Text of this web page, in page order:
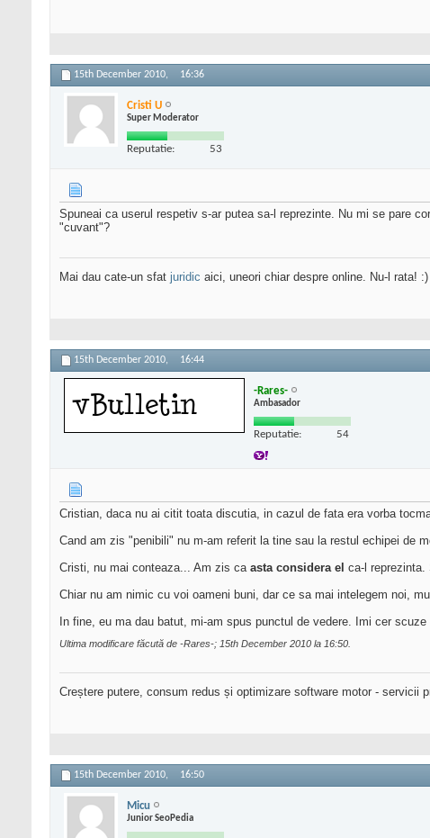
15th December 2010, 16:36
Cristi U
Super Moderator
Reputatie: 53
Spuneai ca userul respetiv s-ar putea sa-l reprezinte. Nu mi se pare
"cuvant"?
Mai dau cate-un sfat juridic aici, uneori chiar despre online. Nu-l rata!
15th December 2010, 16:44
-Rares-
Ambasador
Reputatie: 54
Cristian, daca nu ai citit toata discutia, in cazul de fata era vorba
Cand am zis "penibili" nu m-am referit la tine sau la restul echipei de
Cristi, nu mai conteaza... Am zis ca asta considera el ca-l
Chiar nu am nimic cu voi oameni buni, dar ce sa mai intelegem noi,
In fine, eu ma dau batut, mi-am spus punctul de vedere. Imi cer
Ultima modificare făcută de -Rares-; 15th December 2010 la 16:50
Creștere putere, consum redus și optimizare software motor - servicii
15th December 2010, 16:50
Micu
Junior SeoPedia